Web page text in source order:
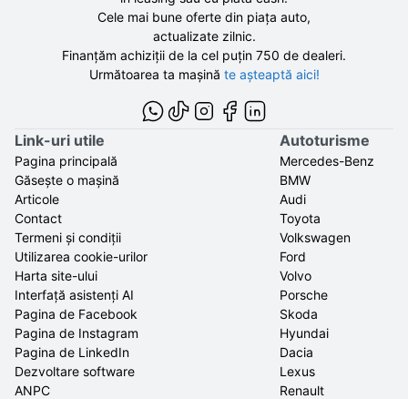
Cele mai bune oferte din piața auto,
actualizate zilnic.
Finanțăm achiziții de la cel puțin 750 de dealeri.
Următoarea ta mașină te așteaptă aici!
Link-uri utile
Pagina principală
Găsește o mașină
Articole
Contact
Termeni și condiții
Utilizarea cookie-urilor
Harta site-ului
Interfață asistenți AI
Pagina de Facebook
Pagina de Instagram
Pagina de LinkedIn
Dezvoltare software
ANPC
Autoturisme
Mercedes-Benz
BMW
Audi
Toyota
Volkswagen
Ford
Volvo
Porsche
Skoda
Hyundai
Dacia
Lexus
Renault